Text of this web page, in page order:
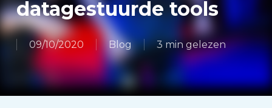
datagestuurde tools
09/10/2020 Blog 3 min gelezen